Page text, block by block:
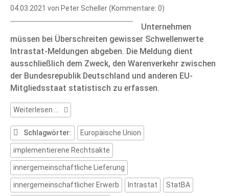
04.03.2021 von Peter Scheller (Kommentare: 0)
Unternehmen
müssen bei Überschreiten gewisser Schwellenwerte
Intrastat-Meldungen abgeben. Die Meldung dient
ausschließlich dem Zweck, den Warenverkehr zwischen
der Bundesrepublik Deutschland und anderen EU-
Mitgliedsstaat statistisch zu erfassen.
Weiterlesen … Intrastat-
Meldungen
Schlagwörter:
Europäische Union
implementierene Rechtsakte
innergemeinschaftliche Lieferung
innergemeinschaftlicher Erwerb Intrastat StatBA